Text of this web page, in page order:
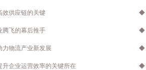
供应链的关键 ◆
飞的幕后推手 ◆
物流产业新发展 ◆
企业运营效率的关键所在 ◆